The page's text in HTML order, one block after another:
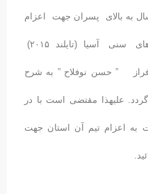
های سنی ۱۵ سال به بالای پسران جهت اعزام
به مسابقات قهرمانی شنای رده های سنی آسیا (تایلند ۲۰۱۵)
نوفلاح ” به شرح
مقتضی است با در
تیم آن استان جهت